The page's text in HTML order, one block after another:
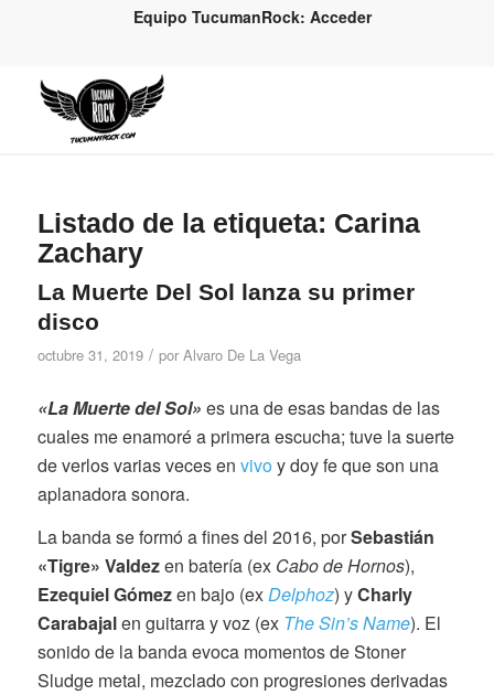
Equipo TucumanRock: Acceder
Listado de la etiqueta: Carina
Zachary
La Muerte Del Sol lanza su primer
disco
octubre 31, 2019 / por Alvaro De La Vega
«La Muerte del Sol» es una de esas bandas de las
cuales me enamoré a primera escucha; tuve la suerte
de verlos varias veces en vivoy doy fe que son una
aplanadora sonora.
La banda se formó a fines del 2016, porSebastián
«Tigre» Valdezen batería (ex Cabo de Hornos),
Ezequiel Gómezen bajo (exDelphoz) yCharly
Carabajalen guitarra y voz (ex The Sin’s Name). El
sonido de la banda evoca momentos de Stoner
Sludge metal, mezclado con progresiones derivadas